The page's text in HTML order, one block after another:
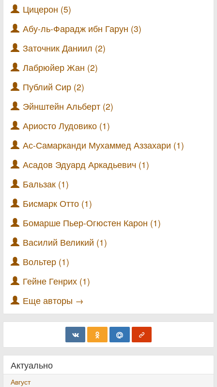
Цицерон (5)
Абу-ль-Фарадж ибн Гарун (3)
Заточник Даниил (2)
Лабрюйер Жан (2)
Публий Сир (2)
Эйнштейн Альберт (2)
Ариосто Лудовико (1)
Ас-Самарканди Мухаммед Аззахари (1)
Асадов Эдуард Аркадьевич (1)
Бальзак (1)
Бисмарк Отто (1)
Бомарше Пьер-Огюстен Карон (1)
Василий Великий (1)
Вольтер (1)
Гейне Генрих (1)
Еще авторы →
Актуально
Август